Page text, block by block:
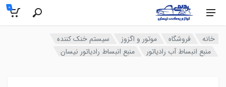
0
خانه فروشگاه موتور و اگزوز
سیستم خنک کننده
منبع انبساط آب رادیاتور
منبع انبساط رادیاتور نیسان